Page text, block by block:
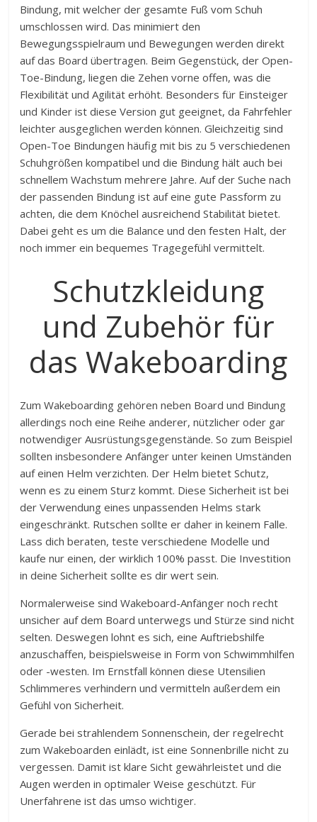
Bindung, mit welcher der gesamte Fuß vom Schuh
umschlossen wird. Das minimiert den
Bewegungsspielraum und Bewegungen werden direkt
auf das Board übertragen. Beim Gegenstück, der Open-
Toe-Bindung, liegen die Zehen vorne offen, was die
Flexibilität und Agilität erhöht. Besonders für Einsteiger
und Kinder ist diese Version gut geeignet, da Fahrfehler
leichter ausgeglichen werden können. Gleichzeitig sind
Open-Toe Bindungen häufig mit bis zu 5 verschiedenen
Schuhgrößen kompatibel und die Bindung hält auch bei
schnellem Wachstum mehrere Jahre. Auf der Suche nach
der passenden Bindung ist auf eine gute Passform zu
achten, die dem Knöchel ausreichend Stabilität bietet.
Dabei geht es um die Balance und den festen Halt, der
noch immer ein bequemes Tragegefühl vermittelt.
Schutzkleidung
und Zubehör für
das Wakeboarding
Zum Wakeboarding gehören neben Board und Bindung
allerdings noch eine Reihe anderer, nützlicher oder gar
notwendiger Ausrüstungsgegenstände. So zum Beispiel
sollten insbesondere Anfänger unter keinen Umständen
auf einen Helm verzichten. Der Helm bietet Schutz,
wenn es zu einem Sturz kommt. Diese Sicherheit ist bei
der Verwendung eines unpassenden Helms stark
eingeschränkt. Rutschen sollte er daher in keinem Falle.
Lass dich beraten, teste verschiedene Modelle und
kaufe nur einen, der wirklich 100% passt. Die Investition
in deine Sicherheit sollte es dir wert sein.
Normalerweise sind Wakeboard-Anfänger noch recht
unsicher auf dem Board unterwegs und Stürze sind nicht
selten. Deswegen lohnt es sich, eine Auftriebshilfe
anzuschaffen, beispielsweise in Form von Schwimmhilfen
oder -westen. Im Ernstfall können diese Utensilien
Schlimmeres verhindern und vermitteln außerdem ein
Gefühl von Sicherheit.
Gerade bei strahlendem Sonnenschein, der regelrecht
zum Wakeboarden einlädt, ist eine Sonnenbrille nicht zu
vergessen. Damit ist klare Sicht gewährleistet und die
Augen werden in optimaler Weise geschützt. Für
Unerfahrene ist das umso wichtiger.